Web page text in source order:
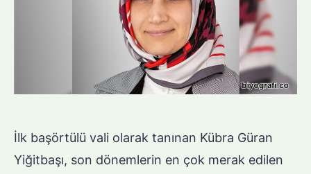
İlk başörtülü vali olarak tanınan Kübra Güran
Yiğitbaşı, son dönemlerin en çok merak edilen